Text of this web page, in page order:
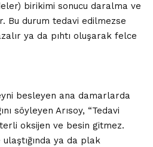
birikimi sonucu daralma ve
Bu durum tedavi edilmezse
ya da pıhtı oluşarak felce
besleyen ana damarlarda
söyleyen Arısoy, “Tedavi
oksijen ve besin gitmez.
ya da plak